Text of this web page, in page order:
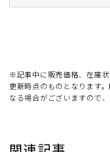
※記事中に販売価格、在庫
更新時点のものとなります
なる場合がございますので、